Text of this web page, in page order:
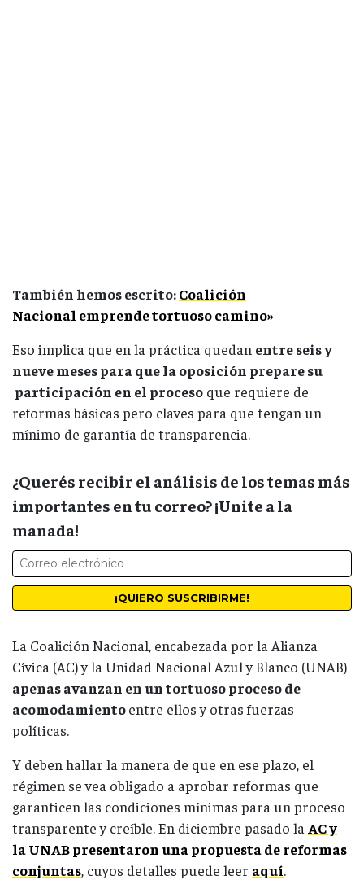
También hemos escrito:Coalición
Nacional emprende tortuoso camino»
Eso implica que en la práctica quedan entre seis y
nueve meses para que la oposición prepare su
participación en el proceso que requiere de
reformas básicas pero claves para que tengan un
mínimo de garantía de transparencia.
¿Querés recibir el análisis de los temas más
importantes en tu correo? ¡Unite a la
manada!
La Coalición Nacional, encabezada por la Alianza
Cívica (AC) y la Unidad Nacional Azul y Blanco (UNAB)
apenas avanzan en un tortuoso proceso de
acomodamientoentre ellos y otras fuerzas
políticas.
Y deben hallar la manera de que en ese plazo, el
régimen se vea obligado a aprobar reformas que
garanticen las condiciones mínimas para un proceso
transparente y creíble. En diciembre pasado la AC y
la UNAB presentaron una propuesta de reformas
conjuntas, cuyos detalles puede leer aquí.